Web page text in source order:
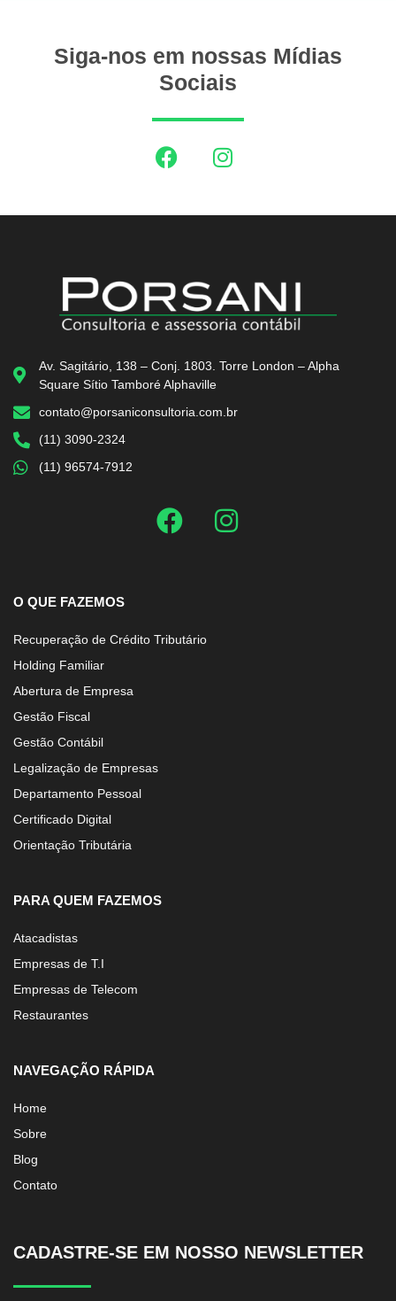
Siga-nos em nossas Mídias
Sociais
Av. Sagitário, 138 – Conj. 1803. Torre London – Alpha
Square Sítio Tamboré Alphaville
contato@porsaniconsultoria.com.br
(11) 3090-2324
(11) 96574-7912
O QUE FAZEMOS
Recuperação de Crédito Tributário
Holding Familiar
Abertura de Empresa
Gestão Fiscal
Gestão Contábil
Legalização de Empresas
Departamento Pessoal
Certificado Digital
Orientação Tributária
PARA QUEM FAZEMOS
Atacadistas
Empresas de T.I
Empresas de Telecom
Restaurantes
NAVEGAÇÃO RÁPIDA
Home
Sobre
Blog
Contato
CADASTRE-SE EM NOSSO NEWSLETTER